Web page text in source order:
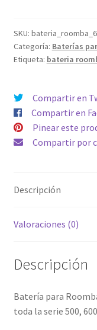
Capacidad
3500mAh
Compatible
la
serie
500,
600,
cantidad
SKU:
Categoría: Baterías
Etiqueta: bateria
Compartir en
Compartir en
Pinear este
Compartir por
Descripción
Valoraciones (0)
Descripción
Batería para
toda la serie 500,